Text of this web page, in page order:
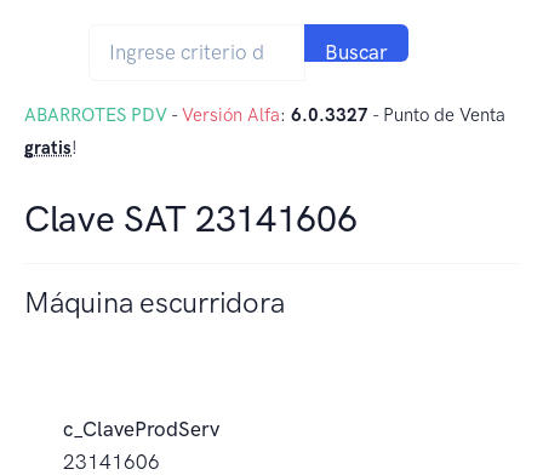
Buscar
ABARROTES PDV -Versión Alfa: 6.0.3327 - Punto de Venta
gratis!
Clave SAT 23141606
Máquina escurridora
c_ClaveProdServ
23141606